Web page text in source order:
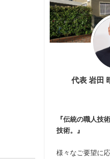
代表 岩田
『伝統の職人技
技術。』
様々なご要望に